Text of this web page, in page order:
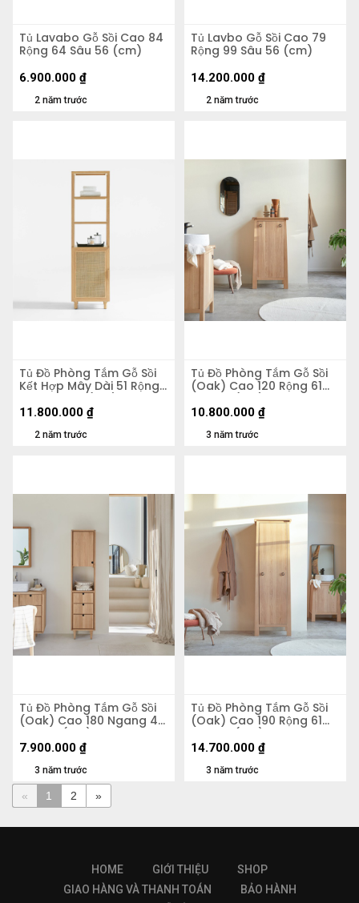
Tủ Lavabo Gỗ Sồi Cao 84
Rộng 64 Sâu 56 (cm)
2 năm trước
6.900.000 ₫
Tủ Lavbo Gỗ Sồi Cao 79
Rộng 99 Sâu 56 (cm)
2 năm trước
14.200.000 ₫
Tủ Đồ Phòng Tắm Gỗ Sồi
Kết Hợp Mây Dài 51 Rộng
49 Cao 183 (cm)
2 năm trước
11.800.000 ₫
Tủ Đồ Phòng Tắm Gỗ Sồi
(Oak) Cao 120 Rộng 61
Sâu 47 (cm)
3 năm trước
10.800.000 ₫
Tủ Đồ Phòng Tắm Gỗ Sồi
(Oak) Cao 180 Ngang 40
Sâu 35 (cm)
3 năm trước
7.900.000 ₫
Tủ Đồ Phòng Tắm Gỗ Sồi
(Oak) Cao 190 Rộng 61
Sâu 47 (cm)
3 năm trước
14.700.000 ₫
« 1 2 »
HOME GIỚI THIỆU
SHOP
GIAO HÀNG VÀ THANH TOÁN
BẢO HÀNH